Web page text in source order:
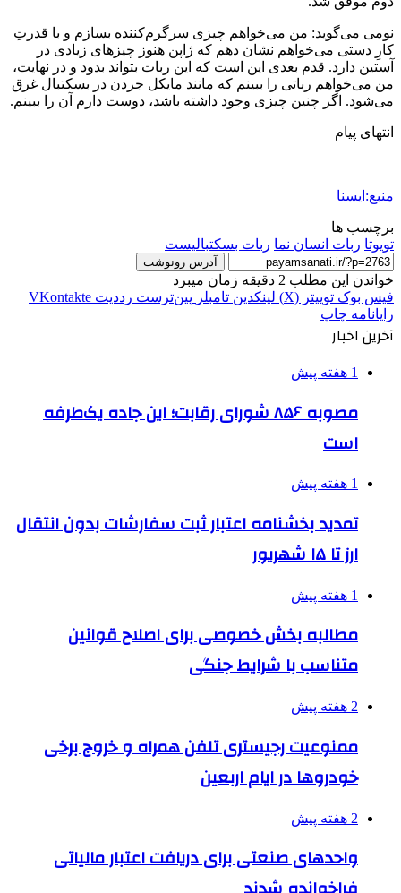
نومی می‌گوید: من می‌خواهم چیزی سرگرم‌کننده بسازم و با قدرتِ
کارِ دستی می‌خواهم نشان دهم که ژاپن هنوز چیزهای زیادی در
آستین دارد. قدم بعدی این است که این ربات بتواند بدود و در نهایت،
من می‌خواهم رباتی را ببینم که مانند مایکل جردن در بسکتبال غرق
می‌شود. اگر چنین چیزی وجود داشته باشد، دوست دارم آن را ببینم.
انتهای پیام
منبع:ایسنا
برچسب ها
تویوتا ربات انسان نما ربات بسکتبالیست
آدرس رونوشت
خواندن این مطلب 2 دقیقه زمان میبرد
فیس بوک توییتر (X) لینکدین ‫تامبلر ‫پین‌ترست ‫رددیت ‫VKontakte
رایانامه چاپ
آخرین اخبار
1 هفته پیش
مصوبه ۸۵۶ شورای رقابت؛ این جاده یک‌طرفه
است
1 هفته پیش
تمدید بخشنامه اعتبار ثبت سفارشات بدون انتقال
ارز تا ۱۵ شهریور
1 هفته پیش
مطالبه بخش خصوصی برای اصلاح قوانین
متناسب با شرایط جنگی
2 هفته پیش
ممنوعیت رجیستری تلفن همراه و خروج برخی
خودروها در ایام اربعین
2 هفته پیش
واحدهای صنعتی برای دریافت اعتبار مالیاتی